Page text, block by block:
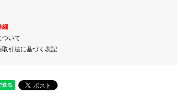
細
ついて
取引法に基づく表記